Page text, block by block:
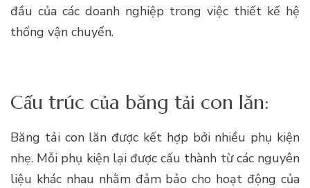
đầu của các doanh nghiệp trong việc thiết kế hệ
thống vận chuyển.
Cấu trúc của băng tải con lăn:
Băng tải con lăn được kết hợp bởi nhiều phụ kiện
nhẹ. Mỗi phụ kiện lại được cấu thành từ các nguyên
liệu khác nhau nhằm đảm bảo cho hoạt động của